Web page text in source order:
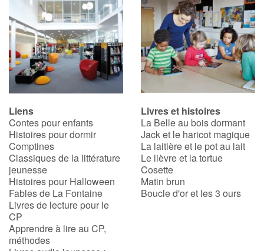
Liens
Contes pour enfants
Histoires pour dormir
Comptines
Classiques de la littérature
jeunesse
Histoires pour Halloween
Fables de La Fontaine
Livres de lecture pour le
CP
Apprendre à lire au CP,
méthodes
Livres et histoires
La Belle au bois dormant
Jack et le haricot magique
La laitière et le pot au lait
Le lièvre et la tortue
Cosette
Matin brun
Boucle d'or et les 3 ours